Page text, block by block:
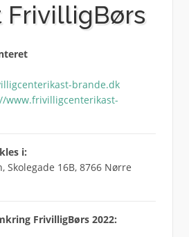
FrivilligBørs
brande.dk
www.frivilligcenterikast-
i:
Skolegade 16B, 8766 Nørre
FrivilligBørs 2022: